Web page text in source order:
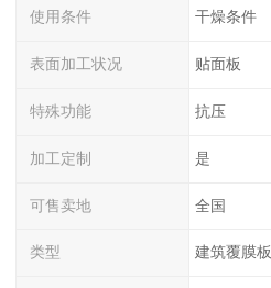
使用条件 干燥条件
表面加工状况 贴面板
特殊功能 抗压
加工定制 是
可售卖地 全国
类型 建筑覆膜板